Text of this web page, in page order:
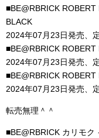
■BE@RBRICK
BLACK
2024年07月23日発売、
■BE@RBRICK
2024年07月23日発売、
■BE@RBRICK
2024年07月23日発売、
転売無理＾＾
■BE@RBRICK カリモク